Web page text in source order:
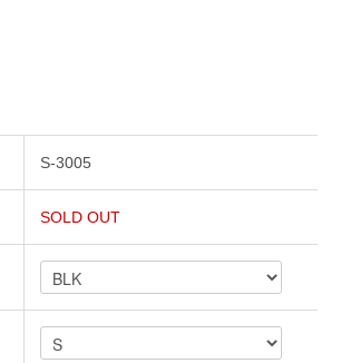
S-3005
SOLD OUT